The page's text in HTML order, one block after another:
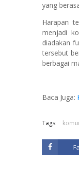
yang
Harapan
menjadi
diadakan
tersebut
berbagai
Baca Juga:
Tags: